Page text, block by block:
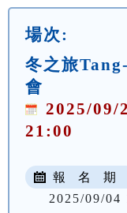
場次:
冬之旅
會
2025/09/
21:00
報 名 期
2025/09/04